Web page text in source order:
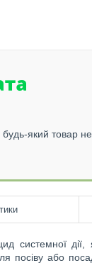
який товар
системної
посіву або